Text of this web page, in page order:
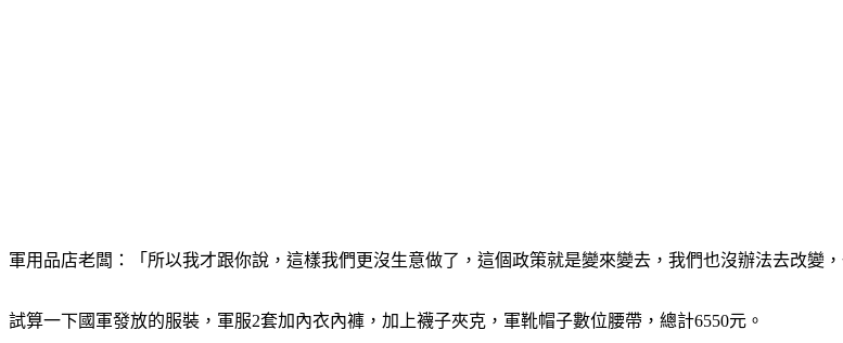
軍用品店老闆：「所以我才跟你說，這樣我們更沒生意做了，這個政策就是變來變去，我們也沒辦法去改變
試算一下國軍發放的服裝，軍服2套加內衣內褲，加上襪子夾克，軍靴帽子數位腰帶，總計6550元。